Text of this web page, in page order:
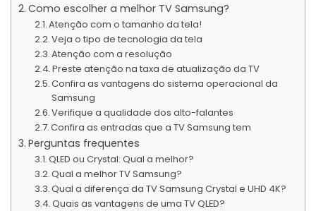
Como escolher a melhor TV Samsung?
Atenção com o tamanho da tela!
Veja o tipo de tecnologia da tela
Atenção com a resolução
Preste atenção na taxa de atualização da TV
Confira as vantagens do sistema operacional da
Samsung
Verifique a qualidade dos alto-falantes
Confira as entradas que a TV Samsung tem
Perguntas frequentes
QLED ou Crystal: Qual a melhor?
Qual a melhor TV Samsung?
Qual a diferença da TV Samsung Crystal e UHD 4K?
Quais as vantagens de uma TV QLED?